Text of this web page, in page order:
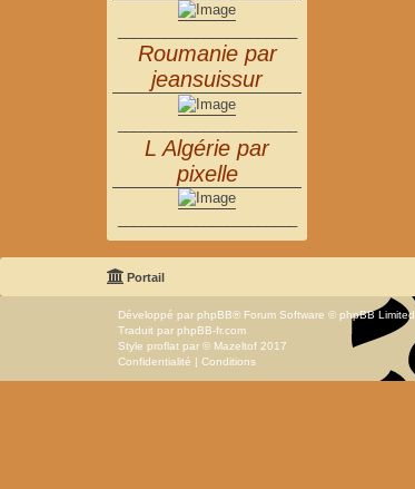
Roumanie par
jeansuissur
L Algérie par
pixelle
Portail
Développé par phpBB® Forum Software © phpBB Limited
Traduit par phpBB-fr.com
Style proflat par © Mazeltof 2017
Confidentialité | Conditions